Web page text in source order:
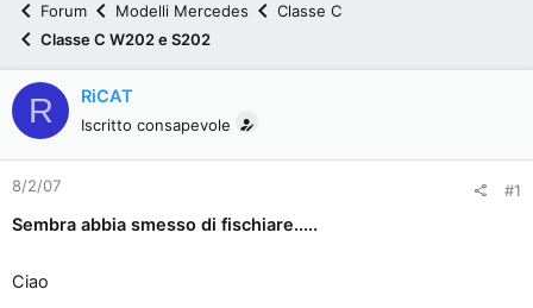
e
d
i
s
c
i
a
n
i
Forum Modelli Mercedes
Classe C
Classe C W202 e S202
R RiCAT
Iscritto consapevole
8/2/07 #1
Sembra abbia smesso di fischiare.....
Ciao